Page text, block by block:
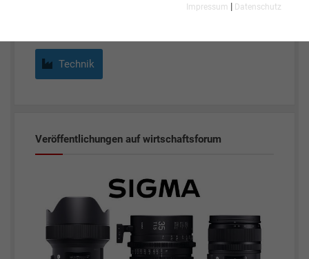
Technik
Veröffentlichungen auf wirtschaftsforum
Impressum | Datenschutz